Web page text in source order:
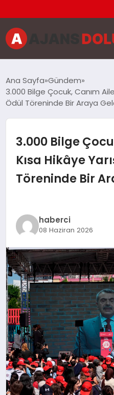
EĞITIM
GÜNCEL
SAĞLIK
SIYASET
SPOR
YAŞAM
Ana Sayfa Gündem
3.000 Bilge Çocuk, Canım
Ödül Töreninde Bir Araya
3.000 Bilge
Kısa Hikâye
Töreninde Bir
haberci
08 Haziran 2026